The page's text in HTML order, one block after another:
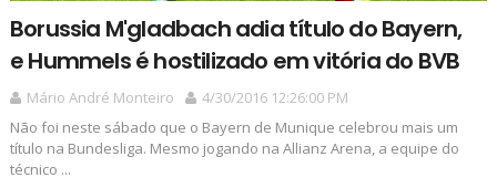
Borussia M'gladbach adia título do Bayern,
e Hummels é hostilizado em vitória do BVB
Mário André Monteiro
4/30/2016 12:26:00 PM
Não foi neste sábado que o Bayern de Munique celebrou mais um
título na Bundesliga. Mesmo jogando na Allianz Arena, a equipe do
técnico ...